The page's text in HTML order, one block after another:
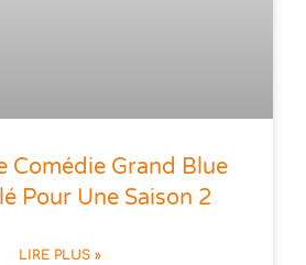
Comédie Grand Blue
Pour Une Saison 2
LIRE PLUS »